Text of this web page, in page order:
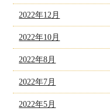
2022年12月
2022年10月
2022年8月
2022年7月
2022年5月